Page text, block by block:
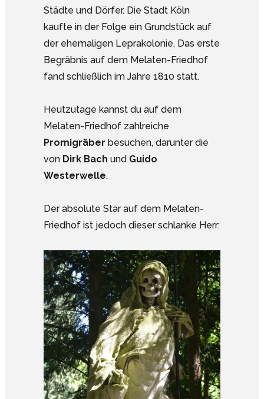
Städte und Dörfer. Die Stadt Köln
kaufte in der Folge ein Grundstück auf
der ehemaligen Leprakolonie. Das erste
Begräbnis auf dem Melaten-Friedhof
fand schließlich im Jahre 1810 statt.
Heutzutage kannst du auf dem
Melaten-Friedhof zahlreiche
Promigräber besuchen, darunter die
von Dirk Bach und Guido
Westerwelle.
Der absolute Star auf dem Melaten-
Friedhof ist jedoch dieser schlanke Herr: